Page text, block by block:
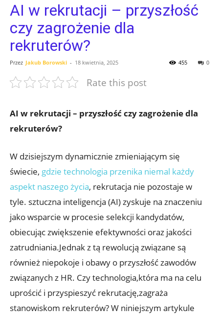
AI w rekrutacji – przyszłość
czy zagrożenie dla
rekruterów?
Przez Jakub Borowski - 18 kwietnia, 2025 0
455
Rate this post
AI w rekrutacji – przyszłość czy zagrożenie dla
rekruterów?
W dzisiejszym dynamicznie zmieniającym się
świecie, gdzie technologia przenika niemal każdy
aspekt naszego życia, rekrutacja nie pozostaje w
tyle. sztuczna inteligencja (AI) zyskuje na znaczeniu
jako wsparcie w procesie selekcji kandydatów,
obiecując zwiększenie efektywności oraz jakości
zatrudniania.Jednak z tą rewolucją związane są
również niepokoje i obawy o przyszłość zawodów
związanych z HR. Czy technologia,która ma na celu
uprościć i przyspieszyć rekrutację,zagraża
stanowiskom rekruterów? W niniejszym artykule